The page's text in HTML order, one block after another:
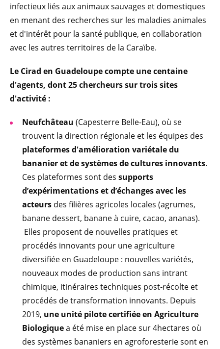
infectieux liés aux animaux sauvages et domestiques
en menant des recherches sur les maladies animales
et d'intérêt pour la santé publique, en collaboration
avec les autres territoires de la Caraïbe.
Le Cirad en Guadeloupe compte une centaine
d'agents, dont 25 chercheurs sur trois sites
d'activité :
Neufchâteau (Capesterre Belle-Eau), où se
trouvent la direction régionale et les équipes des
plateformes d'amélioration variétale du
bananier et de systèmes de cultures innovants.
Ces plateformes sont des supports
d’expérimentations et d’échanges avec les
acteurs des filières agricoles locales (agrumes,
banane dessert, banane à cuire, cacao, ananas).
Elles proposent de nouvelles pratiques et
procédés innovants pour une agriculture
diversifiée en Guadeloupe : nouvelles variétés,
nouveaux modes de production sans intrant
chimique, itinéraires techniques post-récolte et
procédés de transformation innovants. Depuis
2019, une unité pilote certifiée en Agriculture
Biologiquea été mise en place sur 4hectares où
des systèmes bananiers en agroforesterie sont en